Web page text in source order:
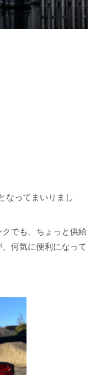
なってまいりまし
でも、ちょっと供給
何気に便利になって